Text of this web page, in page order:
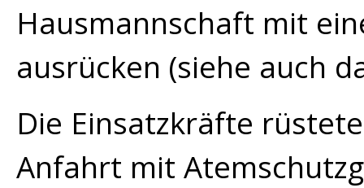
Hausmannschaft mit
ausrücken (siehe auch
Die Einsatzkräfte
Anfahrt mit